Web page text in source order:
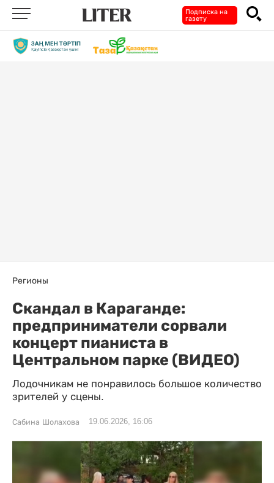
Подписка на
газету
Регионы
Скандал в Караганде:
предприниматели сорвали
концерт пианиста в
Центральном парке (ВИДЕО)
Лодочникам не понравилось большое количество
зрителей у сцены.
Сабина Шолахова 19.06.2026, 16:06